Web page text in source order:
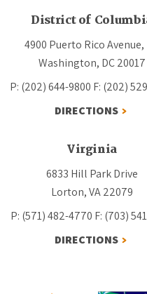
District of
4900 Puerto Rico Avenue,
Washington, DC 20017
P: (202) 644-9800 F: (202)
DIRECTIONS
Virginia
6833 Hill Park Drive
Lorton, VA 22079
P: (571) 482-4770 F: (703)
DIRECTIONS